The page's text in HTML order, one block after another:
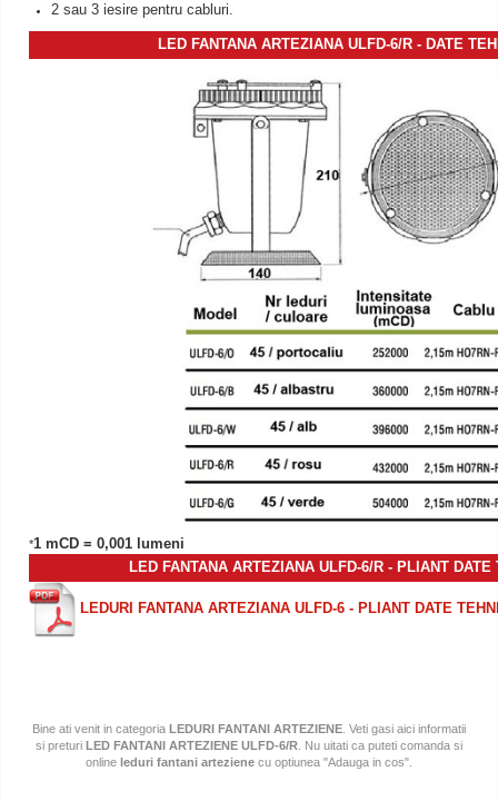
2 sau 3 iesire pentru cabluri.
LED FANTANA ARTEZIANA ULFD-6/R - DATE
*1 mCD = 0,001 lumeni
LED FANTANA ARTEZIANA ULFD-6/R - PLIANT DATE
LEDURI FANTANA ARTEZIANA ULFD-6 - PLIANT DATE
Bine ati venit in categoria LEDURI FANTANI ARTEZIENE . Veti gasi aici informatii
si preturi LED FANTANI ARTEZIENE ULFD-6/R . Nu uitati ca puteti comanda si
online leduri fantani arteziene cu optiunea "Adauga in cos".